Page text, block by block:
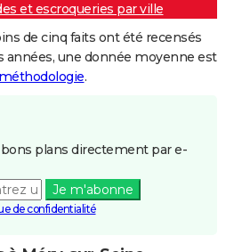
et escroqueries par ville
de cinq faits ont été recensés
années, une donnée moyenne est
.
plans directement par e-
Je m'abonne
de confidentialité